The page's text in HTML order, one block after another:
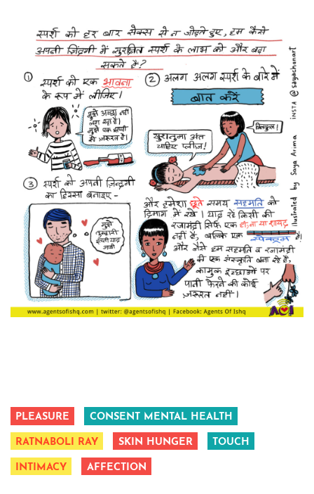
PLEASURE CONSENT MENTAL HEALTH
RATNABOLI RAY SKIN HUNGER TOUCH
INTIMACY AFFECTION